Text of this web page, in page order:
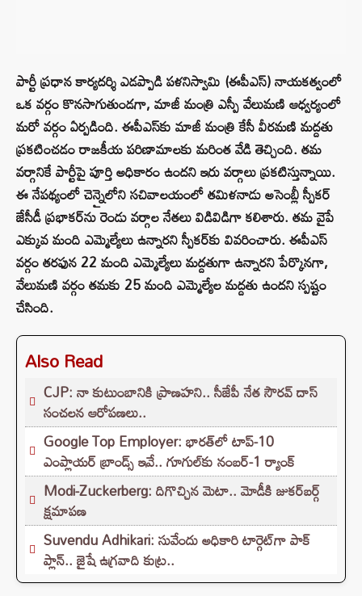
పార్టీ ప్రధాన కార్యదర్శి ఎడప్పాడి పళనిస్వామి (ఈపీఎస్) నాయకత్వంలో
ఒక వర్గం కొనసాగుతుండగా, మాజీ మంత్రి ఎస్పీ వేలుమణి ఆధ్వర్యంలో
మరో వర్గం ఏర్పడింది. ఈపీఎస్‌కు మాజీ మంత్రి కేసీ వీరమణి మద్దతు
ప్రకటించడం రాజకీయ పరిణామాలకు మరింత వేడి తెచ్చింది. తమ
వర్గానికే పార్టీపై పూర్తి అధికారం ఉందని ఇరు వర్గాలు ప్రకటిస్తున్నాయి.
ఈ నేపథ్యంలో చెన్నైలోని సచివాలయంలో తమిళనాడు అసెంబ్లీ స్పీకర్
జేసీడీ ప్రభాకర్‌ను రెండు వర్గాల నేతలు విడివిడిగా కలిశారు. తమ వైపే
ఎక్కువ మంది ఎమ్మెల్యేలు ఉన్నారని స్పీకర్‌కు వివరించారు. ఈపీఎస్
వర్గం తరఫున 22 మంది ఎమ్మెల్యేలు మద్దతుగా ఉన్నారని పేర్కొనగా,
వేలుమణి వర్గం తమకు 25 మంది ఎమ్మెల్యేల మద్దతు ఉందని స్పష్టం
చేసింది.
Also Read
CJP: నా కుటుంబానికి ప్రాణహని.. సీజేపీ నేత సౌరవ్ దాస్
సంచలన ఆరోపణలు..
Google Top Employer: భారత్‌లో టాప్-10
ఎంప్లాయర్ బ్రాండ్స్ ఇవే.. గూగుల్‌కు నంబర్-1 ర్యాంక్
Modi-Zuckerberg: దిగొచ్చిన మెటా.. మోడీకి జుకర్‌బర్గ్
క్షమాపణ
Suvendu Adhikari: సువేందు అధికారి టార్గెట్‌గా పాక్
ప్లాన్.. జైషే ఉగ్రవాది కుట్ర..